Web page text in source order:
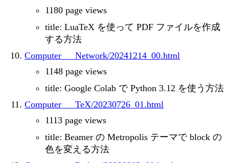
1180 page views
title: LuaTeX を使って PDF ファイルを作成
する方法
Computer___Network/20241214_00.html
1148 page views
title: Google Colab で Python 3.12 を使う方法
Computer___TeX/20230726_01.html
1113 page views
title: Beamer の Metropolis テーマで block の
色を変える方法